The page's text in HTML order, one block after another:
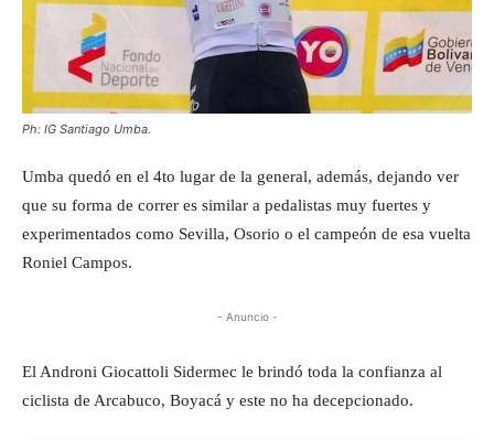
Ph: IG Santiago Umba.
Umba quedó en el 4to lugar de la general, además, dejando ver
que su forma de correr es similar a pedalistas muy fuertes y
experimentados como Sevilla, Osorio o el campeón de esa vuelta
Roniel Campos.
- Anuncio -
El Androni Giocattoli Sidermec le brindó toda la confianza al
ciclista de Arcabuco, Boyacá y este no ha decepcionado.